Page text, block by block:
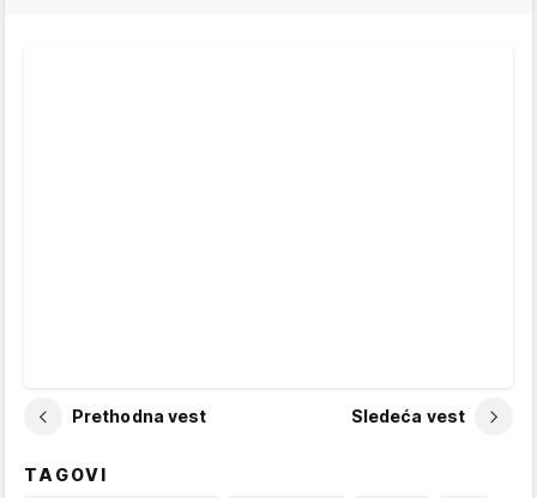
Prethodna vest Sledeća vest
TAGOVI